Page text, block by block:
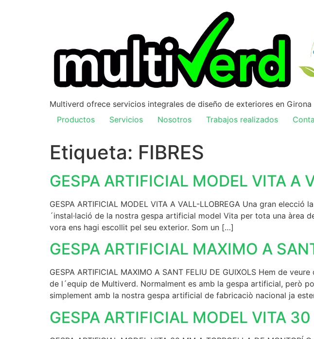
Multiverd ofrece servicios integrales de diseño de exteriores en Girona
Productos
Servicios Nosotros Trabajos realizados
Etiqueta: FIBRES
GESPA ARTIFICIAL MODEL VITA A
GESPA ARTIFICIAL MODEL VITA A VALL-LLOBREGA Una gran
´instal·lació de la nostra gespa artificial model Vita per tota una àrea
vora ens hagi escollit pel seu exterior. Som un […]
GESPA ARTIFICIAL MAXIMO A
GESPA ARTIFICIAL MAXIMO A SANT FELIU DE GUIXOLS Hem de
de l´equip de Multiverd. Normalment es amb la gespa artificial, però
simplement amb la nostra gespa artificial de fabricaciò nacional ja
GESPA ARTIFICIAL MODEL VITA